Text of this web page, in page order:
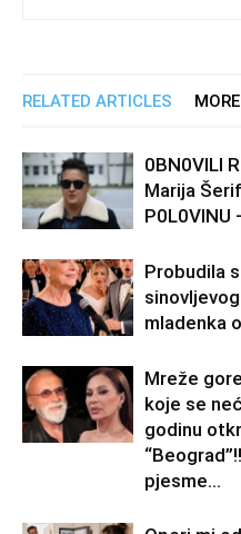
RELATED ARTICLES
0BN0VlLl
Marija
P0L0VINU
Probudila
mladenka
Mreže
koje se
godinu
pjesme...